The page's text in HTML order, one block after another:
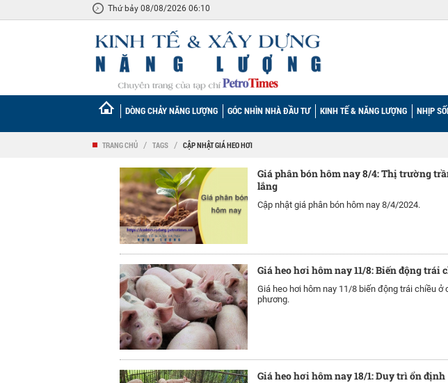
Thứ bảy 08/08/2026 06:10
DÒNG CHẢY NĂNG LƯỢNG GÓC NHÌN NHÀ ĐẦU TƯ KINH TẾ & NĂNG LƯỢNG NHỊP
TRANG CHỦ / TAGS / CẬP NHẬT GIÁ HEO HƠI
Giá phân bón hôm nay 8/4: Thị trường
lắng
Cập nhật giá phân bón hôm nay 8/4/2024.
Giá heo hơi hôm nay 11/8: Biến động trái
Giá heo hơi hôm nay 11/8 biến động trái chiều ở
phương.
Giá heo hơi hôm nay 18/1: Duy trì ổn định